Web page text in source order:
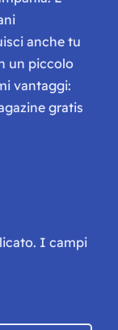
anche tu
un piccolo
vantaggi:
gratis
I campi